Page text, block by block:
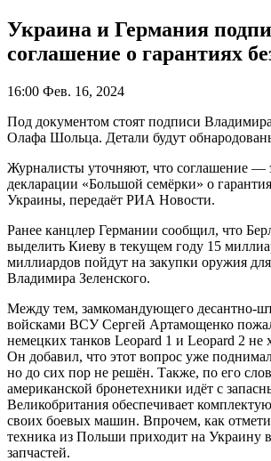
Украина и Германия
соглашение о гарантиях
16:00 Фев. 16, 2024
Под документом стоят подписи
Олафа Шольца. Детали будут
Журналисты уточняют, что соглашение —
декларации «Большой семёрки» о
Украины, передаёт РИА Новости.
Ранее канцлер Германии сообщил, что
выделить Киеву в текущем году 15
миллиардов пойдут на закупки оружия
Владимира Зеленского.
Между тем, замкомандующего десантно-
войсками ВСУ Сергей Артамощенко
немецких танков Leopard 1 и Leopard 2 не
Он добавил, что этот вопрос уже
но до сих пор не решён. Также, по его
американской бронетехники идёт с
Великобритания обеспечивает
своих боевых машин. Впрочем, как
техника из Польши приходит на Украину
запчастей.